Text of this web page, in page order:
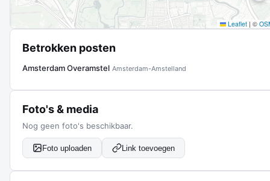
Leaflet | ©
Betrokken posten
Amsterdam Overamstel Amsterdam-Amstelland
Foto's & media
Nog geen foto's beschikbaar.
Foto uploaden Link toevoegen